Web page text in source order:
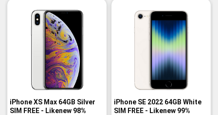
iPhone XS Max 64GB Silver
SIM FREE - Likenew 98%
-35%
iPhone SE 2022 64GB White
SIM FREE - Likenew 99%